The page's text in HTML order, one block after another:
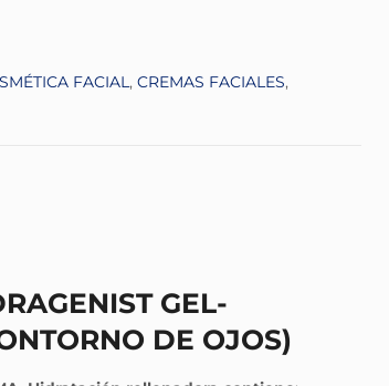
FACIAL, CREMAS FACIALES,
GEL-
DE OJOS)